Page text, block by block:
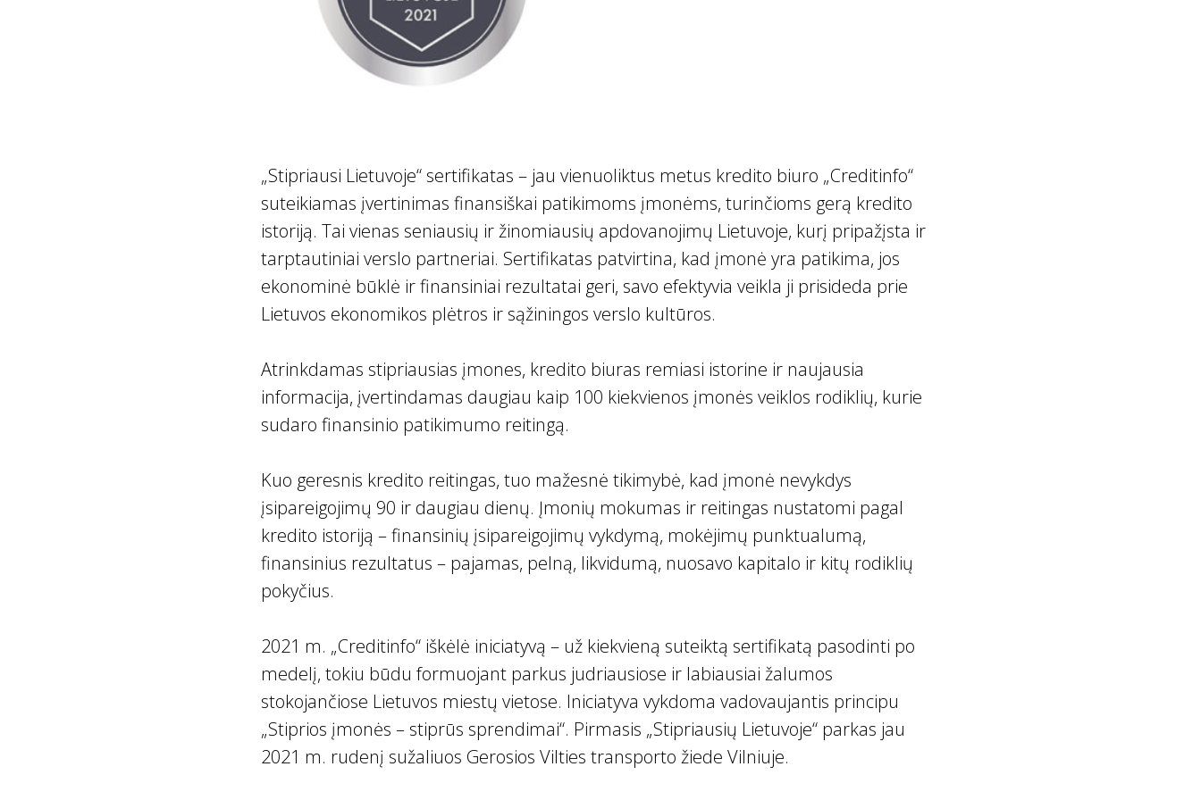
„Stipriausi Lietuvoje“ sertifikatas – jau vienuoliktus metus kredito biuro „Creditinfo“
suteikiamas įvertinimas finansiškai patikimoms įmonėms, turinčioms gerą kredito
istoriją. Tai vienas seniausių ir žinomiausių apdovanojimų Lietuvoje, kurį pripažįsta ir
tarptautiniai verslo partneriai. Sertifikatas patvirtina, kad įmonė yra patikima, jos
ekonominė būklė ir finansiniai rezultatai geri, savo efektyvia veikla ji prisideda prie
Lietuvos ekonomikos plėtros ir sąžiningos verslo kultūros.
Atrinkdamas stipriausias įmones, kredito biuras remiasi istorine ir naujausia
informacija, įvertindamas daugiau kaip 100 kiekvienos įmonės veiklos rodiklių, kurie
sudaro finansinio patikimumo reitingą.
Kuo geresnis kredito reitingas, tuo mažesnė tikimybė, kad įmonė nevykdys
įsipareigojimų 90 ir daugiau dienų. Įmonių mokumas ir reitingas nustatomi pagal
kredito istoriją – finansinių įsipareigojimų vykdymą, mokėjimų punktualumą,
finansinius rezultatus – pajamas, pelną, likvidumą, nuosavo kapitalo ir kitų rodiklių
pokyčius.
2021 m. „Creditinfo“ iškėlė iniciatyvą – už kiekvieną suteiktą sertifikatą pasodinti po
medelį, tokiu būdu formuojant parkus judriausiose ir labiausiai žalumos
stokojančiose Lietuvos miestų vietose. Iniciatyva vykdoma vadovaujantis principu
„Stiprios įmonės – stiprūs sprendimai“. Pirmasis „Stipriausių Lietuvoje“ parkas jau
2021 m. rudenį sužaliuos Gerosios Vilties transporto žiede Vilniuje.